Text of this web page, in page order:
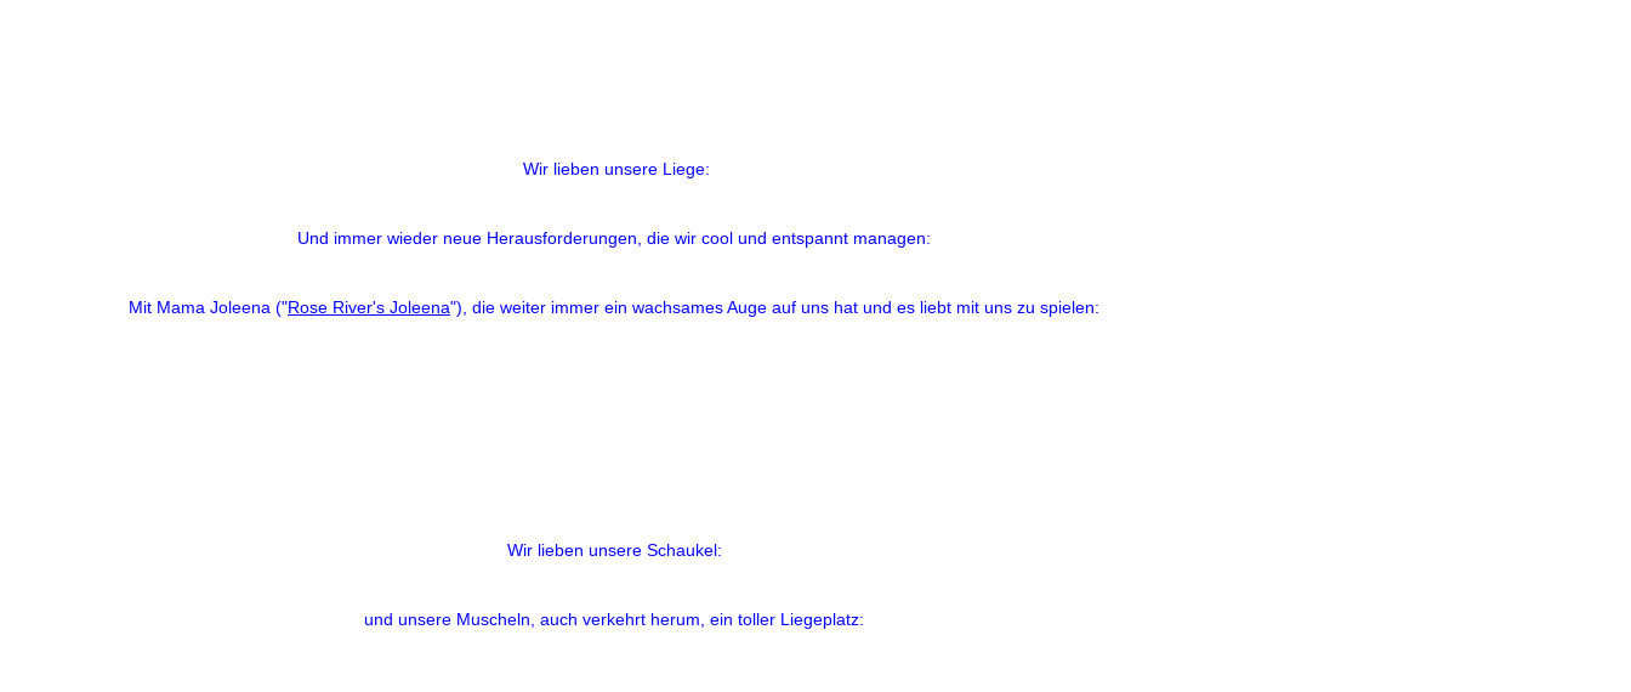
Wir lieben unsere Liege:
Und immer wieder neue Herausforderungen, die wir cool und entspannt managen:
Mit Mama Joleena ("Rose River's Joleena"), die weiter immer ein wachsames Auge auf uns hat und es liebt mit uns zu spielen:
Wir lieben unsere Schaukel:
und unsere Muscheln, auch verkehrt herum, ein toller Liegeplatz: